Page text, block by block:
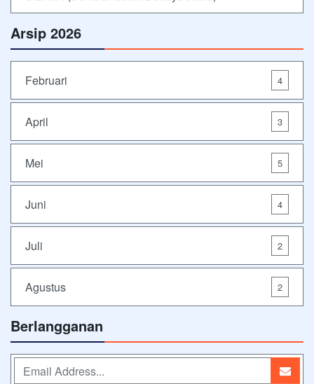
Arsip 2026
Februari 4
April 3
Mei 5
Juni 4
Juli 2
Agustus 2
Berlangganan